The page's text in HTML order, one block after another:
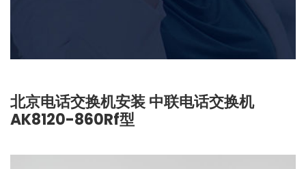
北京电话交换机安装 中联电话交换机
AK8120-860Rf型